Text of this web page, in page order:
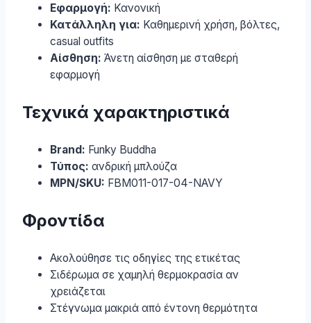
Εφαρμογή: Κανονική
Κατάλληλη για: Καθημερινή χρήση, βόλτες,
casual outfits
Αίσθηση: Άνετη αίσθηση με σταθερή
εφαρμογή
Τεχνικά χαρακτηριστικά
Brand: Funky Buddha
Τύπος: ανδρική μπλούζα
MPN/SKU: FBM011-017-04-NAVY
Φροντίδα
Ακολούθησε τις οδηγίες της ετικέτας
Σιδέρωμα σε χαμηλή θερμοκρασία αν
χρειάζεται
Στέγνωμα μακριά από έντονη θερμότητα